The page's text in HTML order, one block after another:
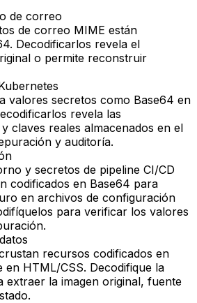
de correo
de correo MIME están
Decodificarlos revela el
o permite reconstruir
valores secretos como Base64 en
revela las
claves reales almacenados en el
y auditoría.
y secretos de pipeline CI/CD
codificados en Base64 para
en archivos de configuración
para verificar los valores
recursos codificados en
en HTML/CSS. Decodifique la
extraer la imagen original, fuente